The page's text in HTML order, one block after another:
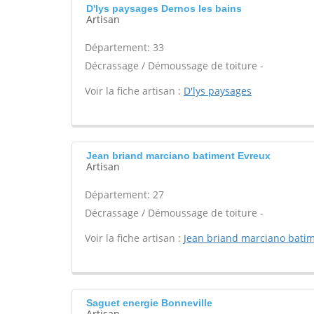
D'lys paysages Dernos les bains
Artisan
Département: 33
Décrassage / Démoussage de toiture -
Voir la fiche artisan : D'lys paysages
Jean briand marciano batiment Evreux
Artisan
Département: 27
Décrassage / Démoussage de toiture -
Voir la fiche artisan : Jean briand marciano
Saguet energie Bonneville